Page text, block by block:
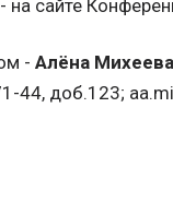
на сайте
- Алёна Михеева
44, доб.123;